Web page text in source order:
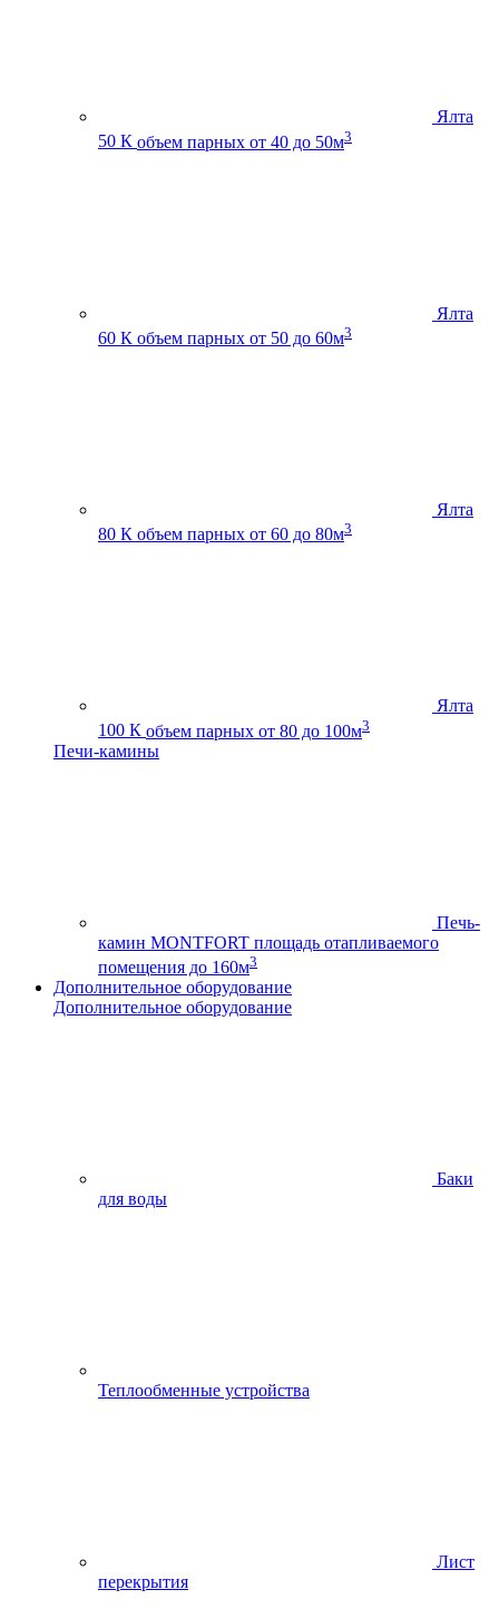
Ялта
50 К объем парных от 40 до 50м3
Ялта
60 К объем парных от 50 до 60м3
Ялта
80 К объем парных от 60 до 80м3
Ялта
100 К объем парных от 80 до 100м3
Печи-камины
Печь-
камин MONTFORT площадь отапливаемого
помещения до 160м3
Дополнительное оборудование
Дополнительное оборудование
Баки
для воды
Теплообменные устройства
Лист
перекрытия